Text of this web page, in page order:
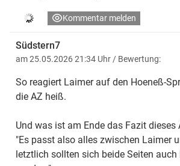
Kommentar melden
Südstern7
am 25.05.2026 21:34 Uhr / Bewertung:
So reagiert Laimer auf den Hoeneß-
die AZ heiß.
Und was ist am Ende das Fazit dieses
"Es passt also alles zwischen Laimer
letztlich sollten sich beide Seiten auch